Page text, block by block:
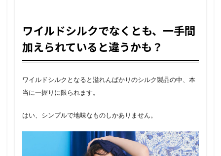
ワイルドシルクでなくとも、一手間
加えられていると違うかも？
ワイルドシルクとなると溢れんばかりのシルク製品の中、本
当に一握りに限られます。
はい、シンプルで地味なものしかありません。